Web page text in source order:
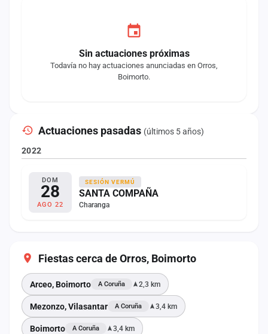
Sin actuaciones próximas
Todavía no hay actuaciones anunciadas en Orros,
Boimorto.
Actuaciones pasadas (últimos 5 años)
2022
DOM
28
AGO 22
SESIÓN VERMÚ
SANTA COMPAÑA
Charanga
Fiestas cerca de Orros, Boimorto
Arceo, Boimorto A Coruña 2,3 km
Mezonzo, Vilasantar A Coruña 3,4 km
Boimorto A Coruña 3,4 km